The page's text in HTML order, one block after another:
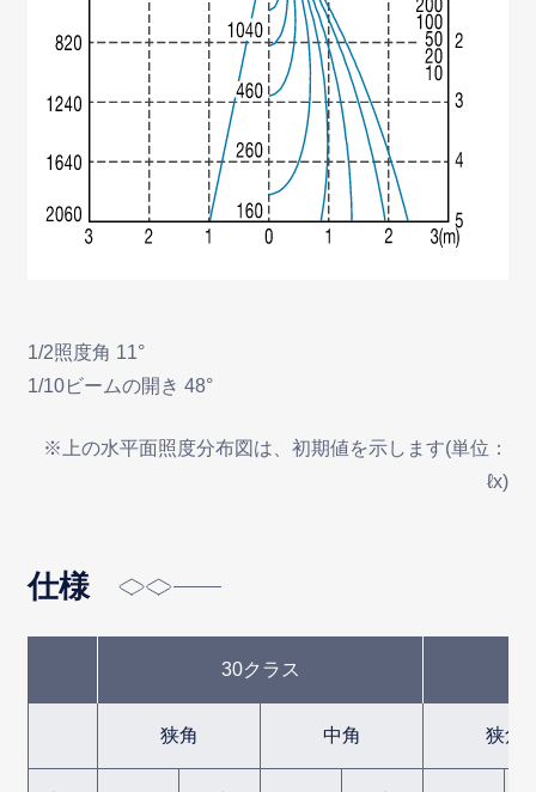
1/2照度角 11°
1/10ビームの開き 48°
※上の水平面照度分布図は、初期値を示します(単位：
ℓx)
仕様
30クラス
狭角 中角 狭角